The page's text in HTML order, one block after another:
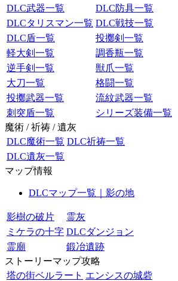
DLC武器一覧
DLC防具一覧
DLCタリスマン一覧 DLC戦技一覧
DLC盾一覧
投擲剣一覧
軽大剣一覧
調香瓶一覧
逆手剣一覧
獣爪一覧
大刀一覧
格闘一覧
投擲武器一覧
流紋武器一覧
刺突盾一覧
シリーズ装備一覧
魔術 / 祈祷 / 遺灰
DLC魔術一覧 DLC祈祷一覧
DLC遺灰一覧
マップ情報
DLCマップ一覧｜影の地
影樹の破片
霊灰
ミケラの十字 DLCダンジョン
霊廟
鍛冶遺跡
ストーリーマップ攻略
塔の街ベルラート エンシスの城砦